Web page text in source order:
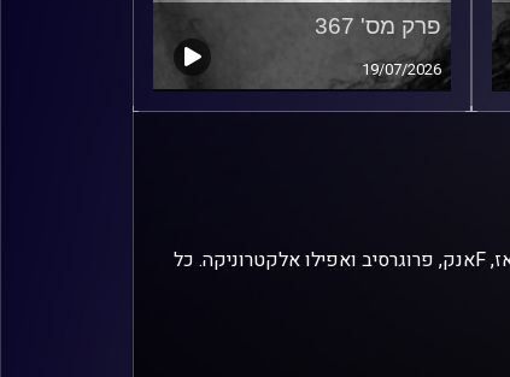
פרק מס' 367
19/07/2026
זיפים, מוזיקה מחוספסת של הופעות חיות. הרבה ג'אם, רוק, בלוז, bluegrass, ג'אז, Fאנק, פרוגרסיב ואפילו אלקטרוניקה. כל